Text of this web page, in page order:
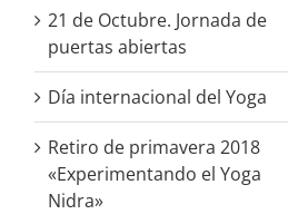
21 de Octubre. Jornada de
puertas abiertas
Día internacional del Yoga
Retiro de primavera 2018
«Experimentando el Yoga
Nidra»